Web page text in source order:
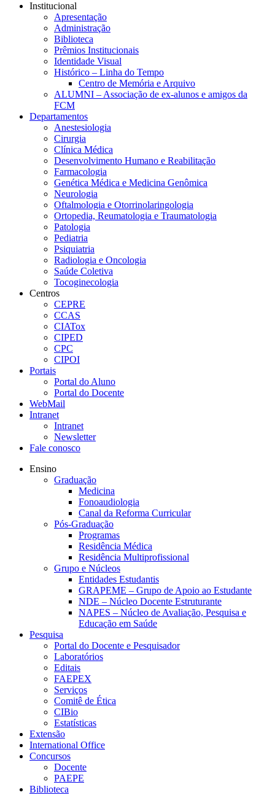
Institucional
Apresentação
Administração
Biblioteca
Prêmios Institucionais
Identidade Visual
Histórico – Linha do Tempo
Centro de Memória e Arquivo
ALUMNI – Associação de ex-alunos e amigos da
FCM
Departamentos
Anestesiologia
Cirurgia
Clínica Médica
Desenvolvimento Humano e Reabilitação
Farmacologia
Genética Médica e Medicina Genômica
Neurologia
Oftalmologia e Otorrinolaringologia
Ortopedia, Reumatologia e Traumatologia
Patologia
Pediatria
Psiquiatria
Radiologia e Oncologia
Saúde Coletiva
Tocoginecologia
Centros
CEPRE
CCAS
CIATox
CIPED
CPC
CIPOI
Portais
Portal do Aluno
Portal do Docente
WebMail
Intranet
Intranet
Newsletter
Fale conosco
Ensino
Graduação
Medicina
Fonoaudiologia
Canal da Reforma Curricular
Pós-Graduação
Programas
Residência Médica
Residência Multiprofissional
Grupo e Núcleos
Entidades Estudantis
GRAPEME – Grupo de Apoio ao Estudante
NDE – Núcleo Docente Estruturante
NAPES – Núcleo de Avaliação, Pesquisa e
Educação em Saúde
Pesquisa
Portal do Docente e Pesquisador
Laboratórios
Editais
FAEPEX
Serviços
Comitê de Ética
CIBio
Estatísticas
Extensão
International Office
Concursos
Docente
PAEPE
Biblioteca